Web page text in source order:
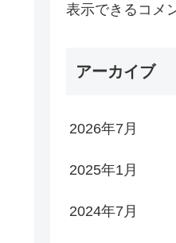
表示できるコメ
アーカイブ
2026年7月
2025年1月
2024年7月